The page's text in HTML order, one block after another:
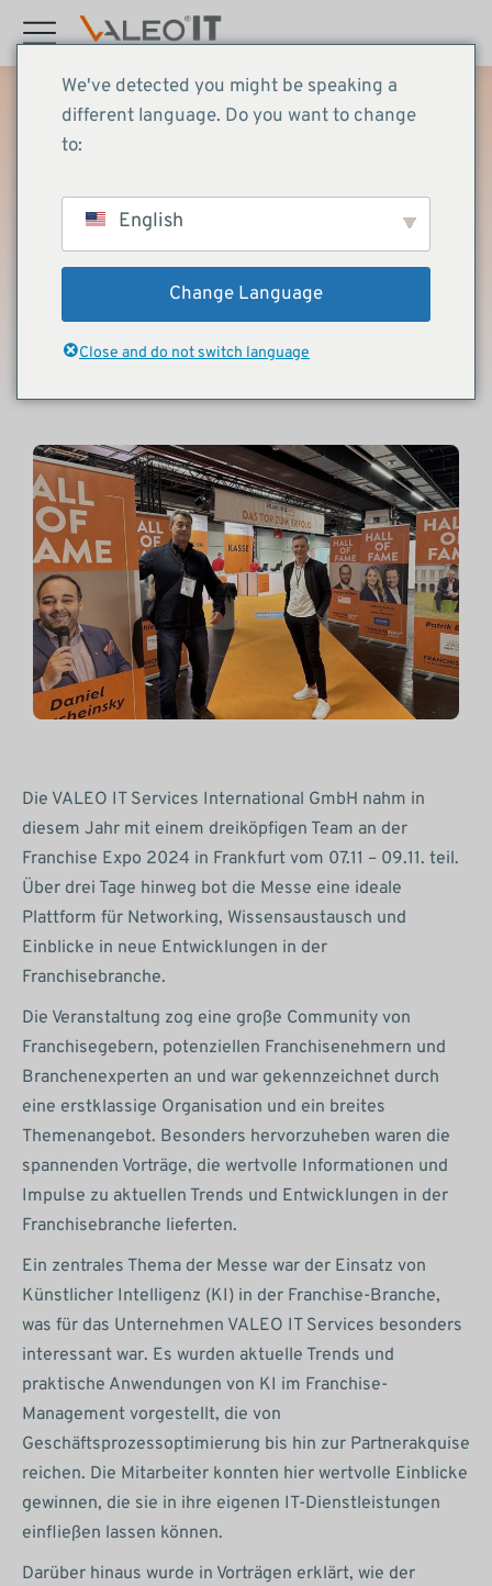
springen
Franchise Expo 2024 in
Frankfurt
Die VALEO IT Services International GmbH nahm in
diesem Jahr mit einem dreiköpfigen Team an der
Franchise Expo 2024 in Frankfurt vom 07.11 – 09.11. teil.
Über drei Tage hinweg bot die Messe eine ideale
Plattform für Networking, Wissensaustausch und
Einblicke in neue Entwicklungen in der
Franchisebranche.
Die Veranstaltung zog eine große Community von
Franchisegebern, potenziellen Franchisenehmern und
Branchenexperten an und war gekennzeichnet durch
eine erstklassige Organisation und ein breites
Themenangebot. Besonders hervorzuheben waren die
spannenden Vorträge, die wertvolle Informationen und
Impulse zu aktuellen Trends und Entwicklungen in der
Franchisebranche lieferten.
Ein zentrales Thema der Messe war der Einsatz von
Künstlicher Intelligenz (KI) in der Franchise-Branche,
was für das Unternehmen VALEO IT Services besonders
interessant war. Es wurden aktuelle Trends und
praktische Anwendungen von KI im Franchise-
Management vorgestellt, die von
Geschäftsprozessoptimierung bis hin zur Partnerakquise
reichen. Die Mitarbeiter konnten hier wertvolle Einblicke
gewinnen, die sie in ihre eigenen IT-Dienstleistungen
einfließen lassen können.
Darüber hinaus wurde in Vorträgen erklärt, wie der
We've detected you might be speaking a
different language. Do you want to change
to:
English
Change Language
Close and do not switch language